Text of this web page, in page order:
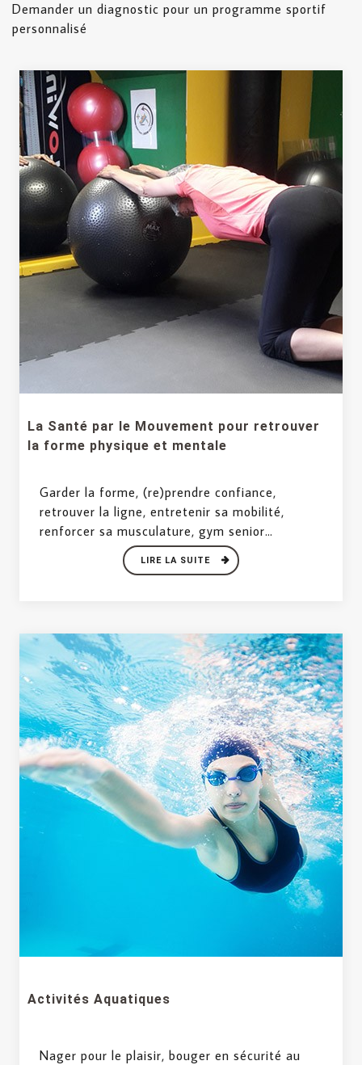
Demander un diagnostic pour un programme sportif
personnalisé
La Santé par le Mouvement pour retrouver
la forme physique et mentale
Garder la forme, (re)prendre confiance,
retrouver la ligne, entretenir sa mobilité,
renforcer sa musculature, gym senior…
LIRE LA SUITE
Activités Aquatiques
Nager pour le plaisir, bouger en sécurité au